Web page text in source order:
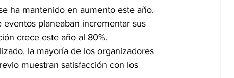
ha mantenido en aumento este año.
planeaban incrementar sus
crece este año al 80%.
la mayoría de los organizadores
muestran satisfacción con los